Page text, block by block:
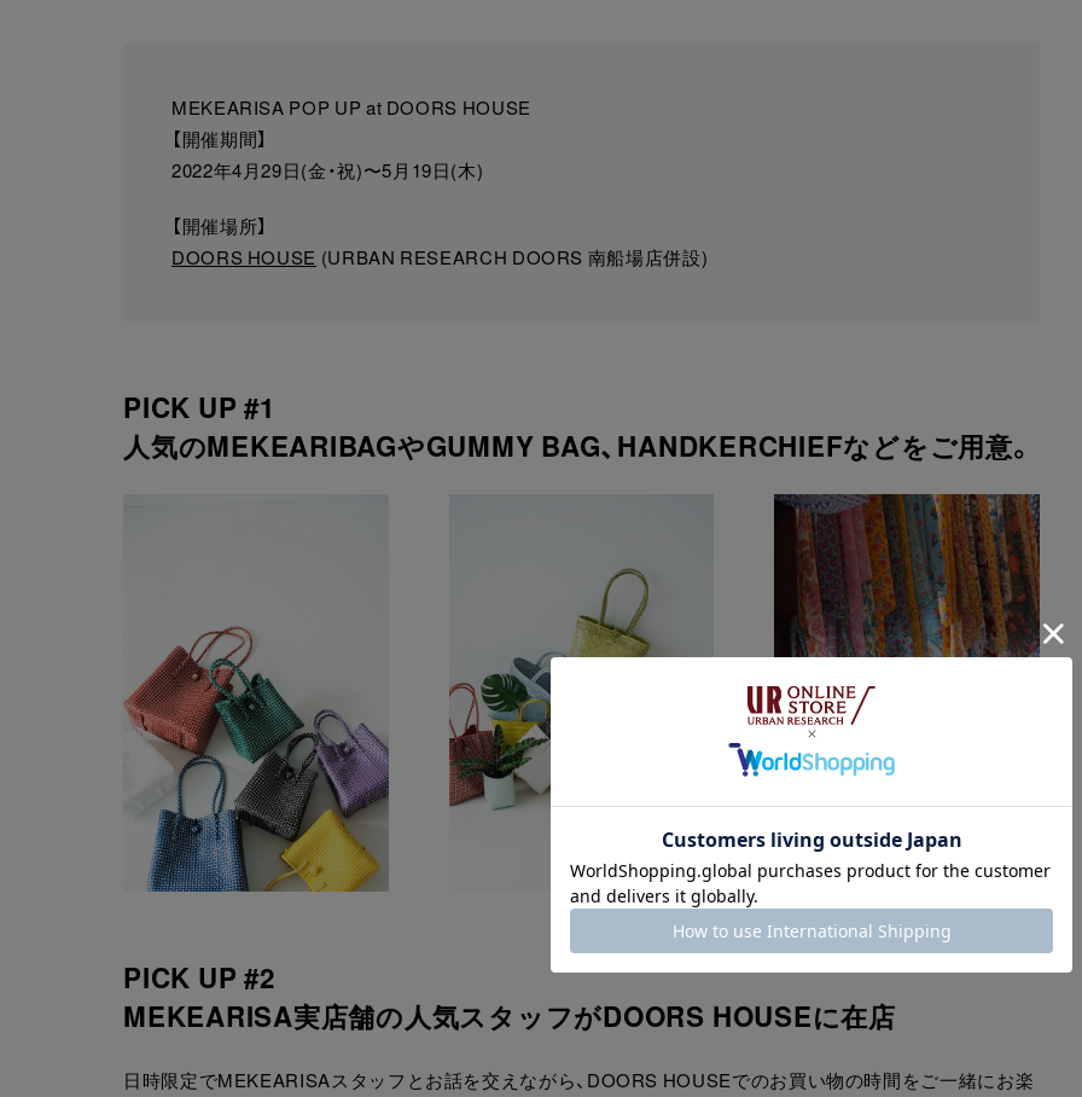
MEKEARISA POP UP at DOORS HOUSE
【開催期間】
2022年4月29日(金・祝)〜5月19日(木)
【開催場所】
DOORS HOUSE (URBAN RESEARCH DOORS 南船場店併設)
PICK UP #1
人気のMEKEARIBAGやGUMMY BAG、HANDKERCHIEFなどをご用意。
PICK UP #2
MEKEARISA実店舗の人気スタッフがDOORS HOUSEに在店
日時限定でMEKEARISAスタッフとお話を交えながら、DOORS HOUSEでのお買い物の時間をご一緒にお楽